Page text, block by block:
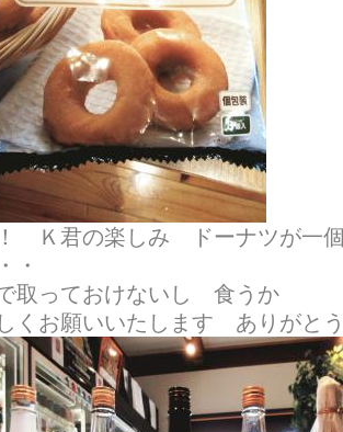
Ｋ君の楽しみ ドーナツが一
・
取っておけないし 食うか
くお願いいたします ありがと